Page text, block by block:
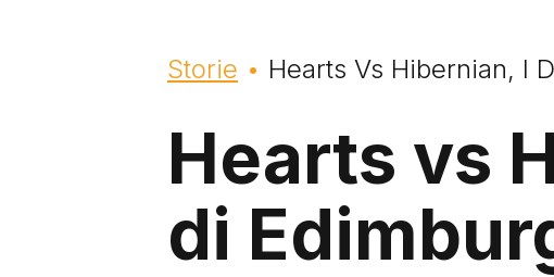
Briciole di pane
Storie Hearts Vs Hibernian, I
Hearts vs
di